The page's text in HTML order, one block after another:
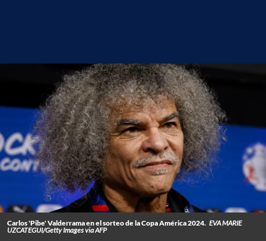
Carlos 'Pibe' Valderrama en el sorteo de la Copa América 2024. EVA MARIE
UZCATEGUI/Getty Images via AFP